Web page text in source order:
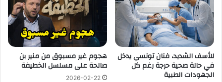
للأسف الشديد، فنان تونسي يدخل
في حالة صحية حرجة رغم كل
الجهودات الطبية
هجوم غير مسبوق من منير بن
صالحة على مسلسل الخطيفة
2026-02-22